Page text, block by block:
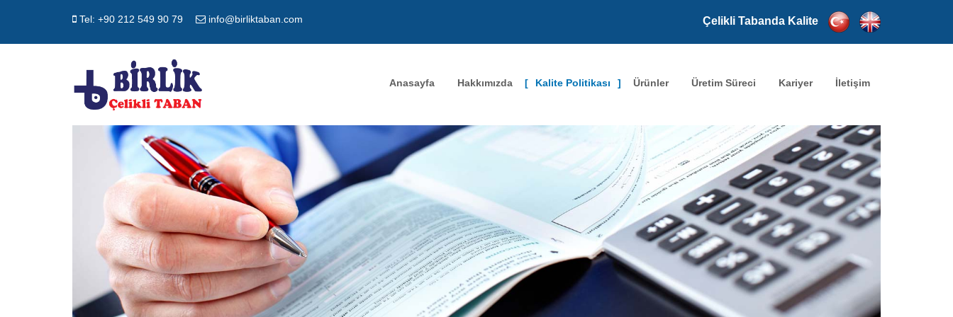
Tel: +90 212 549 90 79 info@birliktaban.com Çelikli Tabanda Kalite
Anasayfa Hakkımızda Kalite Politikası Ürünler Üretim Süreci Kariyer İletişim